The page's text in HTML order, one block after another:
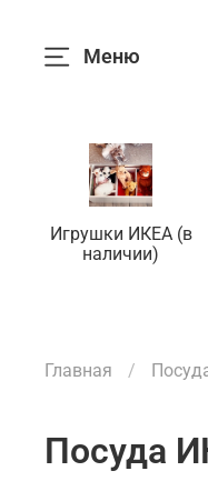
Меню
Игрушки ИКЕА (в
наличии)
Главная
Посуда